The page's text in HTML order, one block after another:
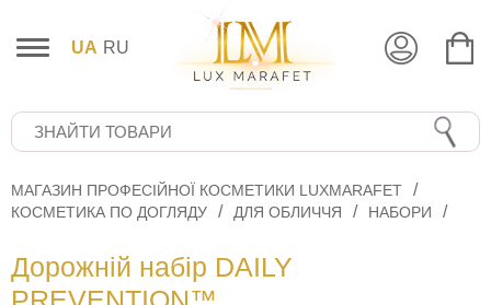
UA RU
МАГАЗИН ПРОФЕСІЙНОЇ КОСМЕТИКИ LUXMARAFET
КОСМЕТИКА ПО ДОГЛЯДУ
ДЛЯ ОБЛИЧЧЯ НАБОРИ
Дорожній набір DAILY